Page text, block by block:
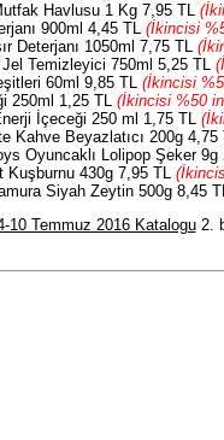
Havlusu 1 Kg 7,95 TL
900ml 4,45 TL (İkincisi
Deterjanı 1050ml 7,75 TL
Temizleyici 750ml 5,25 TL
60ml 9,85 TL (İkincisi
250ml 1,25 TL (İkincisi %50
İçeceği 250 ml 1,75 TL
Kahve Beyazlatıcı 200g 4,75
Oyuncaklı Lolipop Şeker 9g
Kuşburnu 430g 7,95 TL
Siyah Zeytin 500g 8,45
10 Temmuz 2016 Katalogu2.